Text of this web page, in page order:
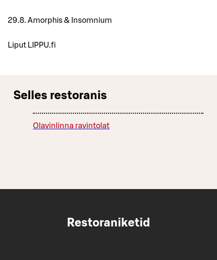
29.8. Amorphis & Insomnium
Liput LIPPU.fi
Selles restoranis
Olavinlinna ravintolat
Restoraniketid